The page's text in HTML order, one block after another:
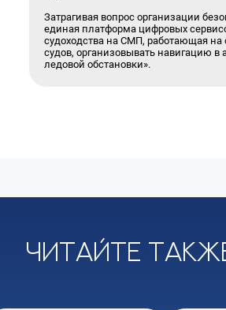
Затрагивая вопрос организации
единая платформа цифровых
судоходства на СМП, работающая
судов, организовывать навигацию
ледовой обстановки».
Читайте